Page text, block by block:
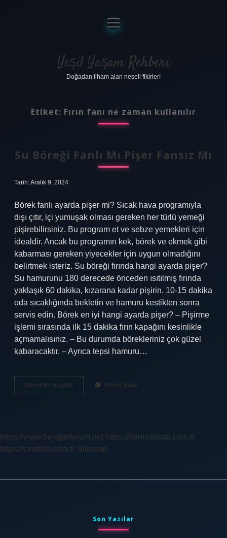
Anasayfa
Gizlilik Politikası
Yasal Uyarı
menüyü
aç
Yeşil Yaşam Rehberi
Doğadan ilham alan neşeli fikirler!
Etiket: Fırın fanı ne zaman kullanılır
Su Böreği Fanlı Mı Pişer Fansız Mı
Tarih: Aralık 9, 2024
Börek fanlı ayarda pişer mi? Sıcak hava programıyla
dışı çıtır, içi yumuşak olması gereken her türlü yemeği
pişirebilirsiniz. Bu program et ve sebze yemekleri için
idealdir. Ancak bu programın kek, börek ve ekmek gibi
kabarması gereken yiyecekler için uygun olmadığını
belirtmek isteriz. Su böreği fırında hangi ayarda pişer?
Su hamurunu 180 derecede önceden ısıtılmış fırında
yaklaşık 60 dakika, kızarana kadar pişirin. 10-15 dakika
oda sıcaklığında bekletin ve hamuru kestikten sonra
servis edin. Börek en iyi hangi ayarda pişer? – Pişirme
işlemi sırasında ilk 15 dakika fırın kapağını kesinlikle
açmamalısınız. – Bu durumda börekleriniz çok güzel
kabaracaktır. – Ayrıca tepsi hamuru…
Devamını okuyun
Böreği
Mı
Yorum Bırak
https://www.bengaliforum.net https://denizahsap.com.tr
https://cinefilm.com.tr Sitemap
Son Yazılar